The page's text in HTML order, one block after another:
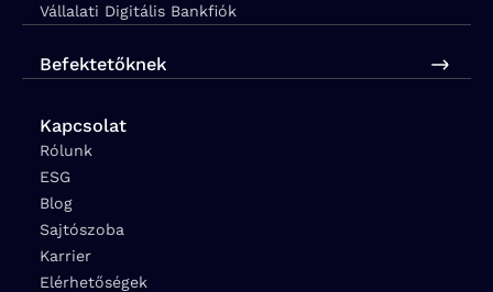
Vállalati Digitális Bankfiók
Befektetőknek
Kapcsolat
Rólunk
ESG
Blog
Sajtószoba
Karrier
Elérhetőségek